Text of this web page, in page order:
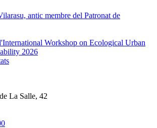
antic membre del Patronat de
Workshop on Ecological Urban
2026
La Salle, 42